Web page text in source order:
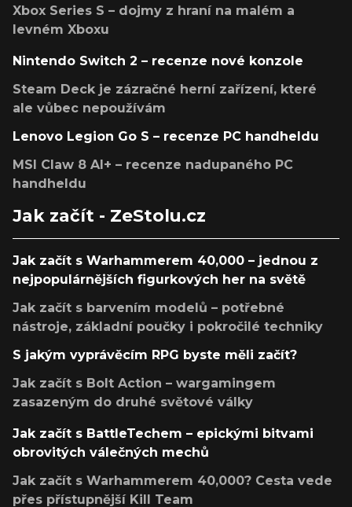
Xbox Series S – dojmy z hraní na malém a
levném Xboxu
Nintendo Switch 2 – recenze nové konzole
Steam Deck je zázračné herní zařízení, které
ale vůbec nepoužívám
Lenovo Legion Go S – recenze PC handheldu
MSI Claw 8 AI+ – recenze nadupaného PC
handheldu
Jak začít - ZeStolu.cz
Jak začít s Warhammerem 40,000 – jednou z
nejpopulárnějších figurkových her na světě
Jak začít s barvením modelů – potřebné
nástroje, základní poučky i pokročilé techniky
S jakým vyprávěcím RPG byste měli začít?
Jak začít s Bolt Action – wargamingem
zasazeným do druhé světové války
Jak začít s BattleTechem – epickými bitvami
obrovitých válečných mechů
Jak začít s Warhammerem 40,000? Cesta vede
přes přístupnější Kill Team